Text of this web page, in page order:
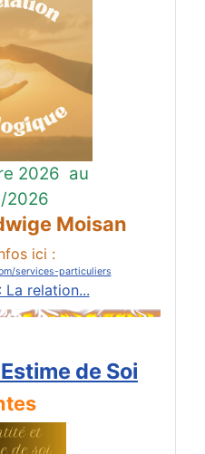
2026 au
2026
Moisan
ici :
services-particuliers
La relation...
de Soi